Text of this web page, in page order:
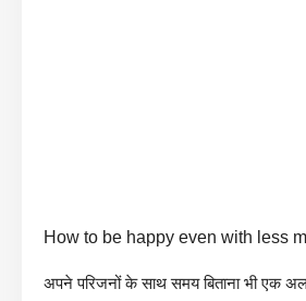
How to be happy even with less
अपने परिजनों के साथ समय बिताना भी एक